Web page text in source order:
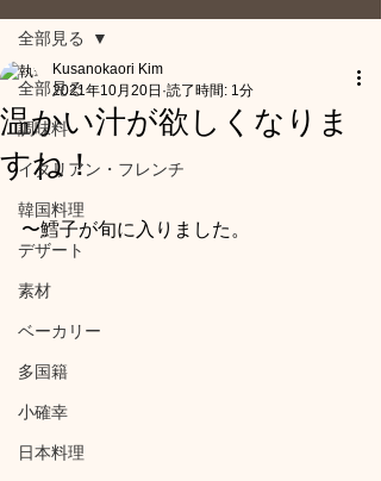
全部見る
調味料
イタリアン・フレンチ
韓国料理
デザート
素材
ベーカリー
多国籍
小確幸
日本料理
全部見る
温かい汁が欲しくなりま
すね！
Kusanokaori Kim
2021年10月20日 読了時間: 1分
〜鱈子が旬に入りました。